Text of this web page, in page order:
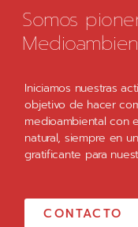
Somos
Iniciamos nuestras
objetivo de hacer
medioambiental con
natural, siempre en
gratificante para
CONTACTO